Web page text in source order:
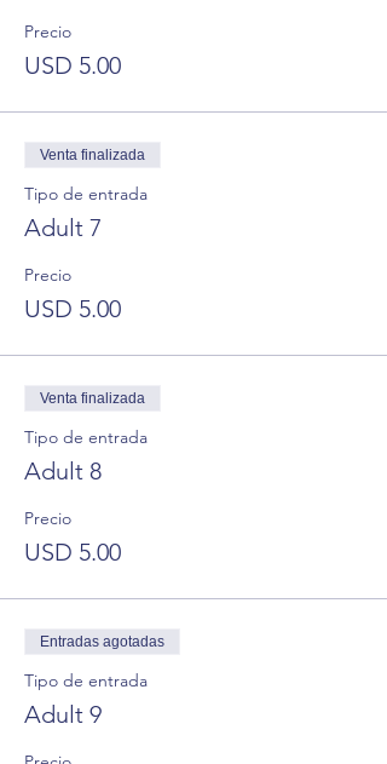
Precio
USD 5.00
Venta finalizada
Tipo de entrada
Adult 7
Precio
USD 5.00
Venta finalizada
Tipo de entrada
Adult 8
Precio
USD 5.00
Entradas agotadas
Tipo de entrada
Adult 9